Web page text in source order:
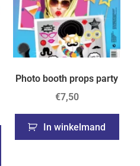
Photo booth props party
€7,50
In winkelmand